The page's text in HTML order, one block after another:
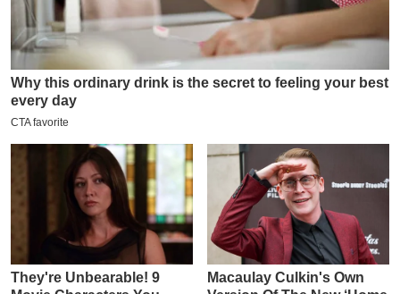
0
2
6
क्रा
इ
ई
पे
र
मि